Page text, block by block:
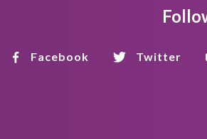
Facebook Twitter